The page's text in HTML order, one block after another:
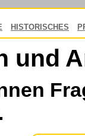
HISTORISCHES
und